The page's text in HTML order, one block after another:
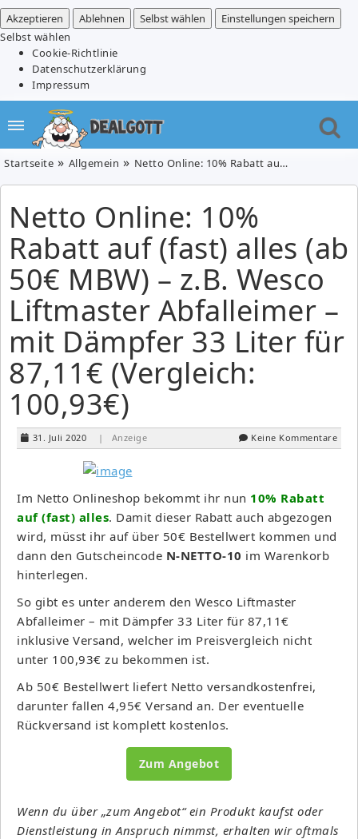
Akzeptieren
Ablehnen Selbst wählen
Einstellungen speichern
Selbst wählen
Cookie-Richtlinie
Datenschutzerklärung
Impressum
Startseite Allgemein Netto Online: 10% Rabatt auf (fast) alles (ab 50€ MBW) – z.B. Wesco Liftmaster Abfalleimer – mit Dämpfer 33 Liter für 87,11€ (Vergleich: 100,93€)
Netto Online: 10%
Rabatt auf (fast) alles (ab
50€ MBW) – z.B. Wesco
Liftmaster Abfalleimer –
mit Dämpfer 33 Liter für
87,11€ (Vergleich:
100,93€)
31. Juli 2020 | Anzeige Keine Kommentare
Im Netto Onlineshop bekommt ihr nun 10% Rabatt
auf (fast) alles. Damit dieser Rabatt auch abgezogen
wird, müsst ihr auf über 50€ Bestellwert kommen und
dann den Gutscheincode N-NETTO-10 im Warenkorb
hinterlegen.
So gibt es unter anderem den Wesco Liftmaster
Abfalleimer – mit Dämpfer 33 Liter für 87,11€
inklusive Versand, welcher im Preisvergleich nicht
unter 100,93€ zu bekommen ist.
Ab 50€ Bestellwert liefert Netto versandkostenfrei,
darunter fallen 4,95€ Versand an. Der eventuelle
Rückversand ist komplett kostenlos.
Zum Angebot
Wenn du über „zum Angebot“ ein Produkt kaufst oder
Dienstleistung in Anspruch nimmst, erhalten wir oftmals